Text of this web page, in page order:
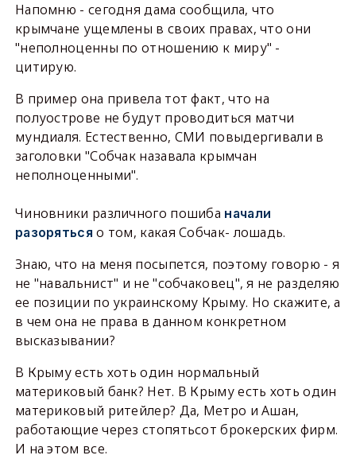
Напомню - сегодня дама сообщила, что
крымчане ущемлены в своих правах, что они
"неполноценны по отношению к миру" -
цитирую.
В пример она привела тот факт, что на
полуострове не будут проводиться матчи
мундиаля. Естественно, СМИ повыдергивали в
заголовки "Собчак назавала крымчан
неполноценными".
Чиновники различного пошиба начали
разоряться о том, какая Собчак- лошадь.
Знаю, что на меня посыпется, поэтому говорю - я
не "навальнист" и не "собчаковец", я не разделяю
ее позиции по украинскому Крыму. Но скажите, а
в чем она не права в данном конкретном
высказывании?
В Крыму есть хоть один нормальный
материковый банк? Нет. В Крыму есть хоть один
материковый ритейлер? Да, Метро и Ашан,
работающие через стопятьсот брокерских фирм.
И на этом все.